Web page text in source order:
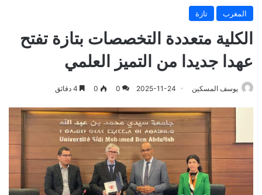
المغرب تازة
الكلية متعددة التخصصات بتازة تفتح
عهدا جديدا من التميز العلمي
يوسف المسكين 2025-11-24
0
0